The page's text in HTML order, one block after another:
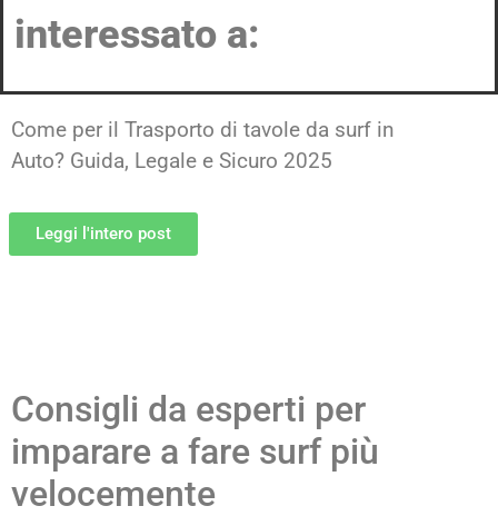
interessato a:
Come per il Trasporto di tavole da surf in
Auto? Guida, Legale e Sicuro 2025
Leggi l'intero post
Consigli da esperti per
imparare a fare surf più
velocemente